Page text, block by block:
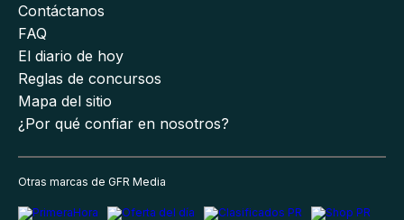
Contáctanos
FAQ
El diario de hoy
Reglas de concursos
Mapa del sitio
¿Por qué confiar en nosotros?
Otras marcas de GFR Media